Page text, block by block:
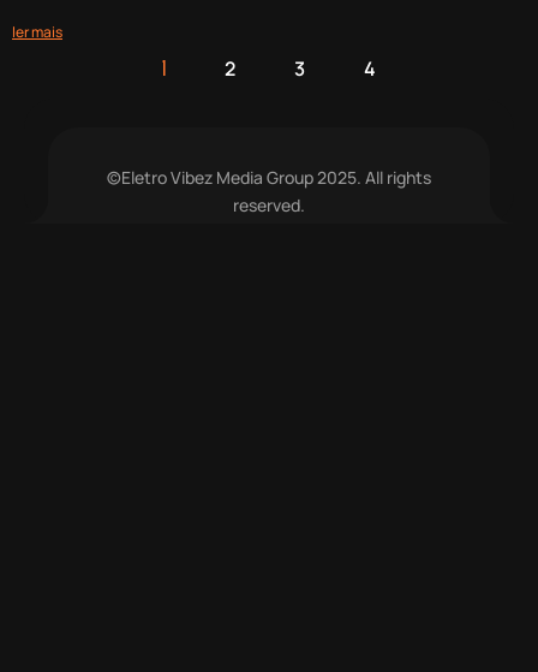
ler mais
1 2 3 4
©Eletro Vibez Media Group 2025. All rights
reserved.